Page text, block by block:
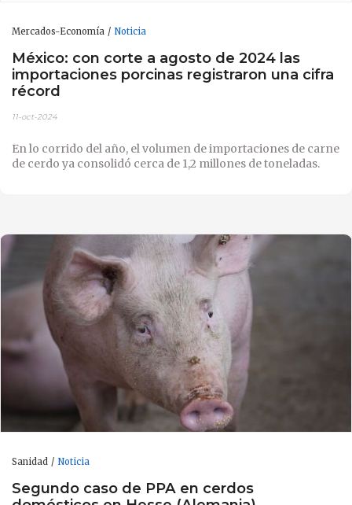
Mercados-Economía Noticia
México: con corte a agosto de 2024 las
importaciones porcinas registraron una cifra
récord
11-oct-2024
En lo corrido del año, el volumen de importaciones de carne
de cerdo ya consolidó cerca de 1,2 millones de toneladas.
Sanidad Noticia
Segundo caso de PPA en cerdos